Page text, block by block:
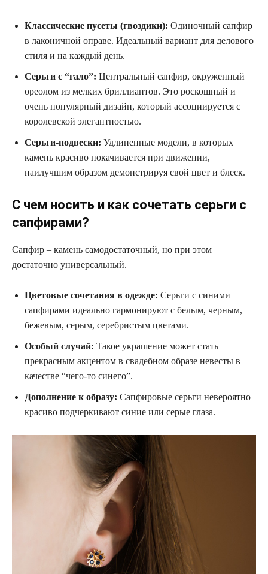
Классические пусеты (гвоздики): Одиночный сапфир
в лаконичной оправе. Идеальный вариант для делового
стиля и на каждый день.
Серьги с “гало”: Центральный сапфир, окруженный
ореолом из мелких бриллиантов. Это роскошный и
очень популярный дизайн, который ассоциируется с
королевской элегантностью.
Серьги-подвески: Удлиненные модели, в которых
камень красиво покачивается при движении,
наилучшим образом демонстрируя свой цвет и блеск.
С чем носить и как сочетать серьги с
сапфирами?
Сапфир – камень самодостаточный, но при этом
достаточно универсальный.
Цветовые сочетания в одежде: Серьги с синими
сапфирами идеально гармонируют с белым, черным,
бежевым, серым, серебристым цветами.
Особый случай: Такое украшение может стать
прекрасным акцентом в свадебном образе невесты в
качестве “чего-то синего”.
Дополнение к образу: Сапфировые серьги невероятно
красиво подчеркивают синие или серые глаза.